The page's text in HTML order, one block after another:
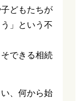
どもたちが
」という不
できる相続
、何から始